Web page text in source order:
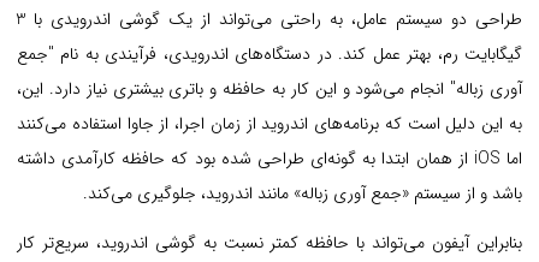
طراحی دو سیستم عامل، به راحتی می‌تواند از یک گوشی اندرویدی با 3
گیگابایت رم، بهتر عمل کند. در دستگاه‌های اندرویدی، فرآیندی به نام "جمع
آوری زباله" انجام می‌شود و این کار به حافظه و باتری بیشتری نیاز دارد. این،
به این دلیل است که برنامه‌های اندروید از زمان اجرا، از جاوا استفاده می‌کنند
اما iOS از همان ابتدا به گونه‌ای طراحی شده بود که حافظه کارآمدی داشته
باشد و از سیستم «جمع آوری زباله» مانند اندروید، جلوگیری می‌کند.
بنابراین آیفون می‌تواند با حافظه کمتر نسبت به گوشی اندروید، سریع‌تر کار